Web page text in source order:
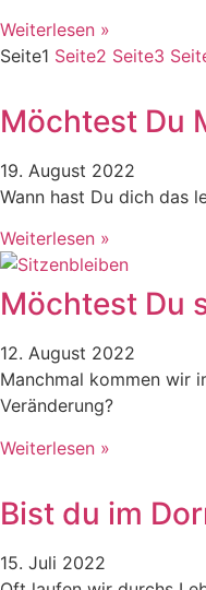
Weiterlesen »
Seite1 Seite2 Seite3
Möchtest Du
19. August 2022
Wann hast Du dich das
Weiterlesen »
Möchtest Du
12. August 2022
Manchmal kommen wir
Veränderung?
Weiterlesen »
Bist du im
15. Juli 2022